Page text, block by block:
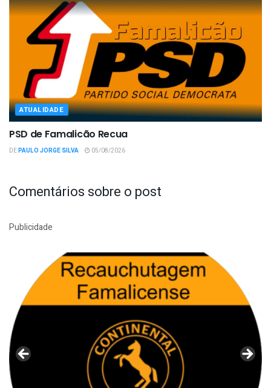
ATUALIDADE
PSD de Famalicão Recua
DEPAULO JORGE SILVA 05/08/2026
Comentários sobre o post
Publicidade